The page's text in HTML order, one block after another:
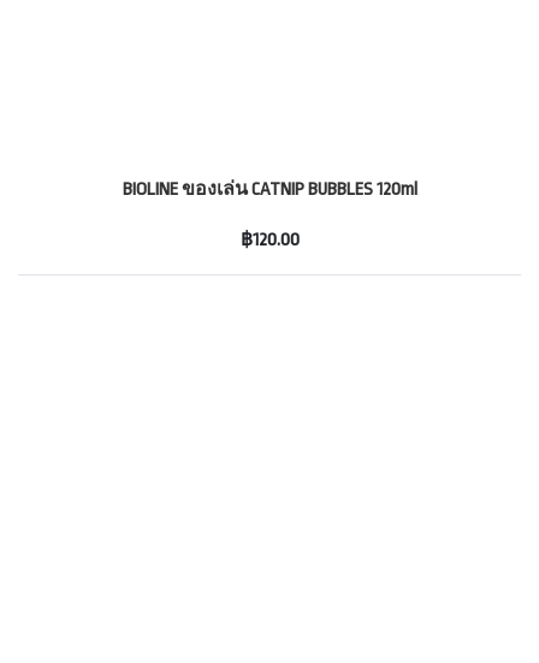
BIOLINE ของเล่น CATNIP BUBBLES 120ml
฿120.00